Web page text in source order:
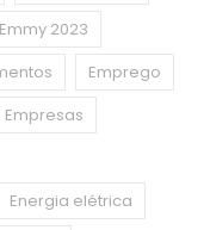
Emmy 2023
Emprego
Empresas
Energia elétrica